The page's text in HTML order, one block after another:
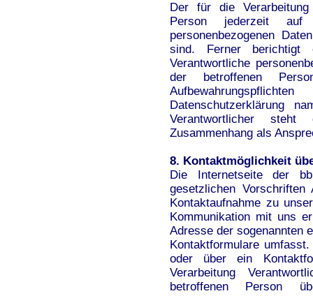
Der für die
Person jederzeit auf
personenbezogenen
sind. Ferner
Verantwortliche
der betroffenen
Datenschutzerklärung
Verantwortlicher
Zusammenhang als
8. Kontaktmöglichkeit
Die Internetseite der
gesetzlichen
Kontaktaufnahme zu
Kommunikation mit uns
Adresse der sogenannten
Kontaktformulare
oder über ein
Verarbeitung
betroffenen Person